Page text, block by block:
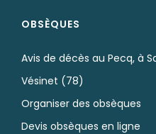
OBSÈQUES
Avis de décès au Pecq, à
Vésinet (78)
Organiser des obsèques
Devis obsèques en ligne